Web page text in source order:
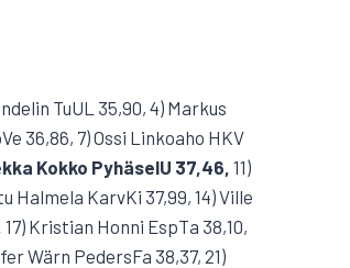
TuUL 35,90, 4) Markus
36,86, 7) Ossi Linkoaho HKV
Kokko PyhäselU 37,46, 11)
Halmela KarvKi 37,99, 14) Ville
17) Kristian Honni EspTa 38,10,
Wärn PedersFa 38,37, 21)